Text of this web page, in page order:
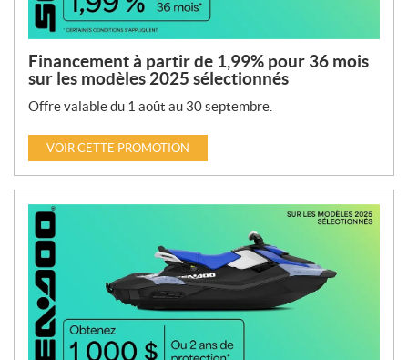
s
Financement à partir de 1,99% pour 36 mois
sur les modèles 2025 sélectionnés
Offre valable du 1 août au 30 septembre.
VOIR CETTE PROMOTION